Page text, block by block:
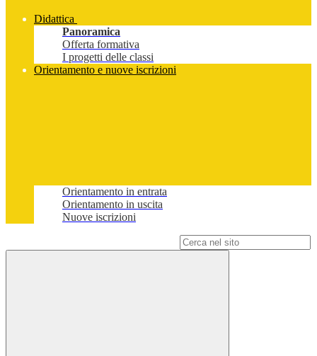
Didattica
Panoramica
Offerta formativa
I progetti delle classi
Orientamento e nuove iscrizioni
Orientamento in entrata
Orientamento in uscita
Nuove iscrizioni